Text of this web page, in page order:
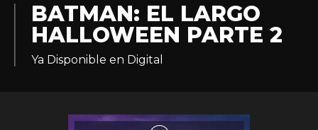
Experiencias
BATMAN: EL LARGO
HALLOWEEN PARTE 2
Ya Disponible en Digital